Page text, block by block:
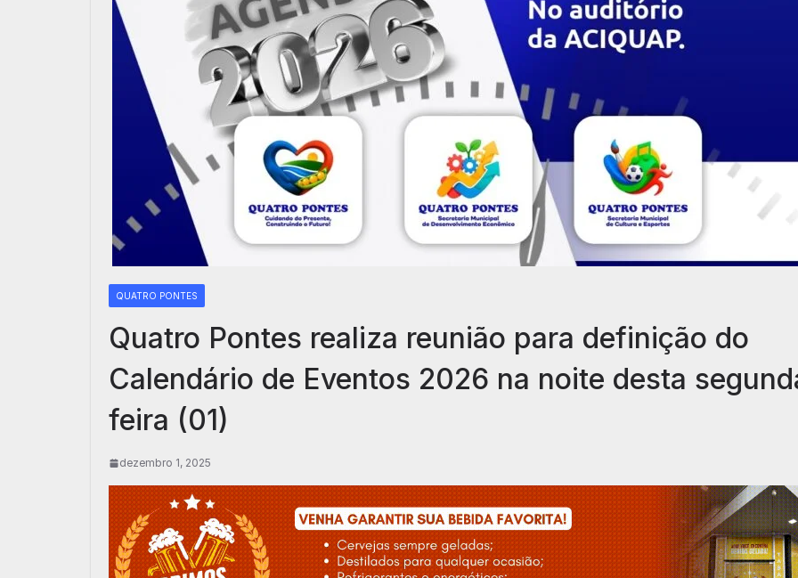
QUATRO PONTES
Quatro Pontes realiza reunião para definição do
Calendário de Eventos 2026 na noite desta
feira (01)
dezembro 1, 2025